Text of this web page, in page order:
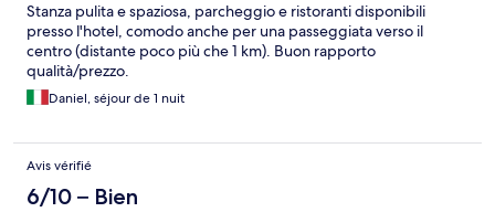
Stanza pulita e spaziosa, parcheggio e ristoranti disponibili
presso l'hotel, comodo anche per una passeggiata verso il
centro (distante poco più che 1 km). Buon rapporto
qualità/prezzo.
Daniel, séjour de 1 nuit
Avis vérifié
6/10 – Bien